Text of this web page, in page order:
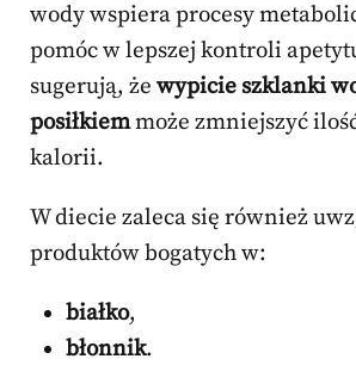
wody wspiera procesy
pomóc w lepszej kontroli
sugerują, że wypicie szklanki
posiłkiemmoże zmniejszyć
kalorii.
W diecie zaleca się również
produktów bogatych w:
białko,
błonnik.